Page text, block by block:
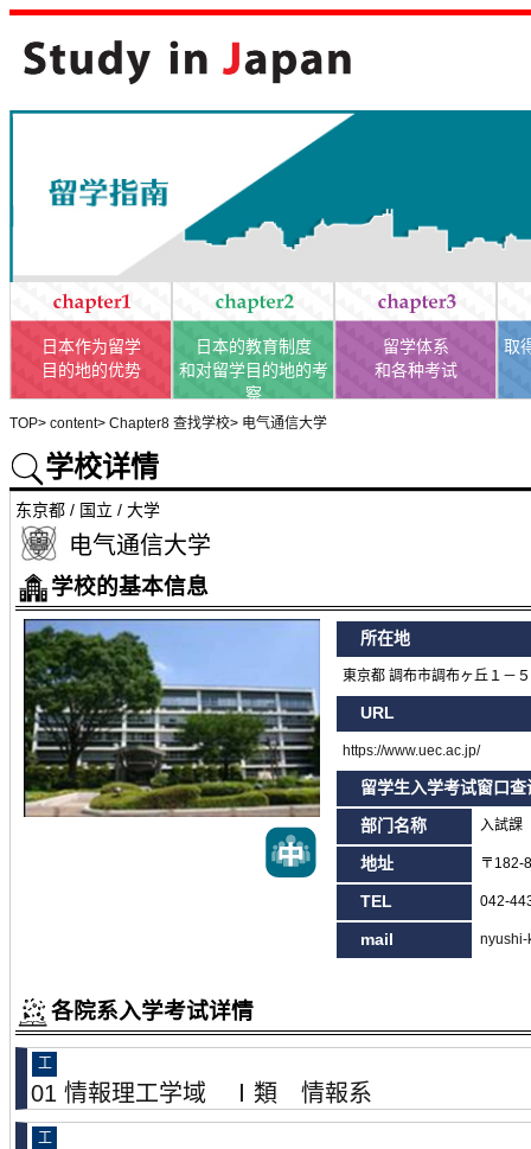
日本作为留学
目的地的优势
日本的教育制度
和对留学目的地的考
察
留学体系
和各种考试
取
TOP> content> Chapter8 查找学校> 电气通信大学
学校详情
东京都 / 国立 / 大学
电气通信大学
学校的基本信息
所在地
東京都 調布市調布ヶ丘１－
URL
https://www.uec.ac.jp/
留学生入学考试窗口查
部门名称
入試課
地址 〒182-
TEL 042-
mail nyushi-
各院系入学考试详情
工
01 情報理工学域 Ⅰ類 情報系
工